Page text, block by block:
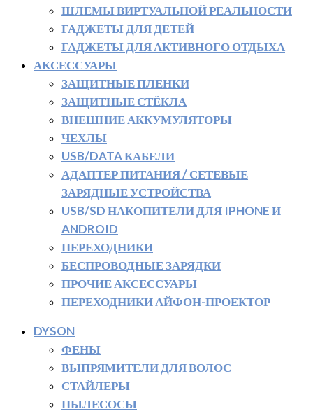
ШЛЕМЫ ВИРТУАЛЬНОЙ РЕАЛЬНОСТИ
ГАДЖЕТЫ ДЛЯ ДЕТЕЙ
ГАДЖЕТЫ ДЛЯ АКТИВНОГО ОТДЫХА
АКСЕССУАРЫ
ЗАЩИТНЫЕ ПЛЕНКИ
ЗАЩИТНЫЕ СТЁКЛА
ВНЕШНИЕ АККУМУЛЯТОРЫ
ЧЕХЛЫ
USB/DATA КАБЕЛИ
АДАПТЕР ПИТАНИЯ / СЕТЕВЫЕ
ЗАРЯДНЫЕ УСТРОЙСТВА
USB/SD НАКОПИТЕЛИ ДЛЯ IPHONE И
ANDROID
ПЕРЕХОДНИКИ
БЕСПРОВОДНЫЕ ЗАРЯДКИ
ПРОЧИЕ АКСЕССУАРЫ
ПЕРЕХОДНИКИ АЙФОН-ПРОЕКТОР
DYSON
ФЕНЫ
ВЫПРЯМИТЕЛИ ДЛЯ ВОЛОС
СТАЙЛЕРЫ
ПЫЛЕСОСЫ